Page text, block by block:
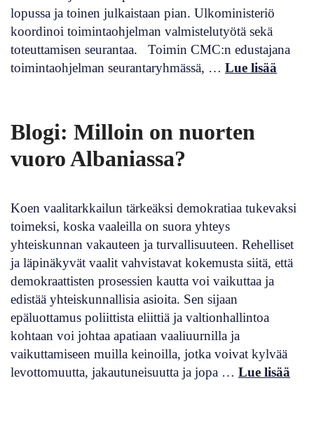
lopussa ja toinen julkaistaan pian. Ulkoministeriö
koordinoi toimintaohjelman valmistelutyötä sekä
toteuttamisen seurantaa. Toimin CMC:n edustajana
toimintaohjelman seurantaryhmässä, … Lue lisää
Blogi: Milloin on nuorten
vuoro Albaniassa?
Koen vaalitarkkailun tärkeäksi demokratiaa tukevaksi
toimeksi, koska vaaleilla on suora yhteys
yhteiskunnan vakauteen ja turvallisuuteen. Rehelliset
ja läpinäkyvät vaalit vahvistavat kokemusta siitä, että
demokraattisten prosessien kautta voi vaikuttaa ja
edistää yhteiskunnallisia asioita. Sen sijaan
epäluottamus poliittista eliittiä ja valtionhallintoa
kohtaan voi johtaa apatiaan vaaliuurnilla ja
vaikuttamiseen muilla keinoilla, jotka voivat kylvää
levottomuutta, jakautuneisuutta ja jopa … Lue lisää